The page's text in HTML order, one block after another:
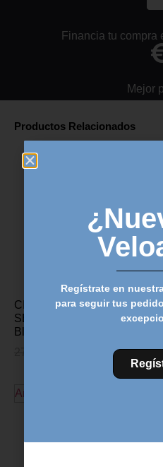
Financia tu compra
Mejor
Productos Relacionados
CINTA MANILLAR ZIPP
SERVICE COURSE –
Blanco
Añadir al carrito
Regístrate en
para seguir tus